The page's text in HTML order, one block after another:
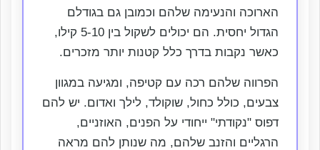
הארוכה והנעימה שלהם וכמובן גם בגודלם
הגדול יחסית. הם יכולים לשקול בין 5-10 קילו,
כאשר נקבות בדרך כלל קטנות יותר מזכרים.
הפרווה שלהם רכה עם קטיפה, ומגיעה במגוון
צבעים, כולל כחול, שוקולד, לילך ואדום. יש להם
דפוס "נקודתי" ייחודי על הפנים, האוזניים,
הרגליים והזנב שלהם, מה שנותן להם מראה